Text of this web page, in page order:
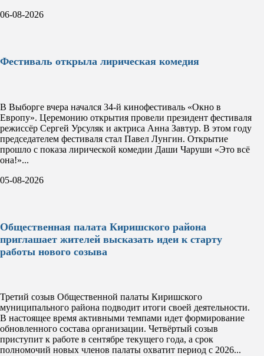
06-08-2026
Фестиваль открыла лирическая комедия
В Выборге вчера начался 34-й кинофестиваль «Окно в
Европу». Церемонию открытия провели президент фестиваля
режиссёр Сергей Урсуляк и актриса Анна Завтур. В этом году
председателем фестиваля стал Павел Лунгин. Открытие
прошло с показа лирической комедии Даши Чаруши «Это всё
она!»...
05-08-2026
Общественная палата Киришского района
приглашает жителей высказать идеи к старту
работы нового созыва
Третий созыв Общественной палаты Киришского
муниципального района подводит итоги своей деятельности.
В настоящее время активными темпами идет формирование
обновленного состава организации. Четвёртый созыв
приступит к работе в сентябре текущего года, а срок
полномочий новых членов палаты охватит период с 2026...